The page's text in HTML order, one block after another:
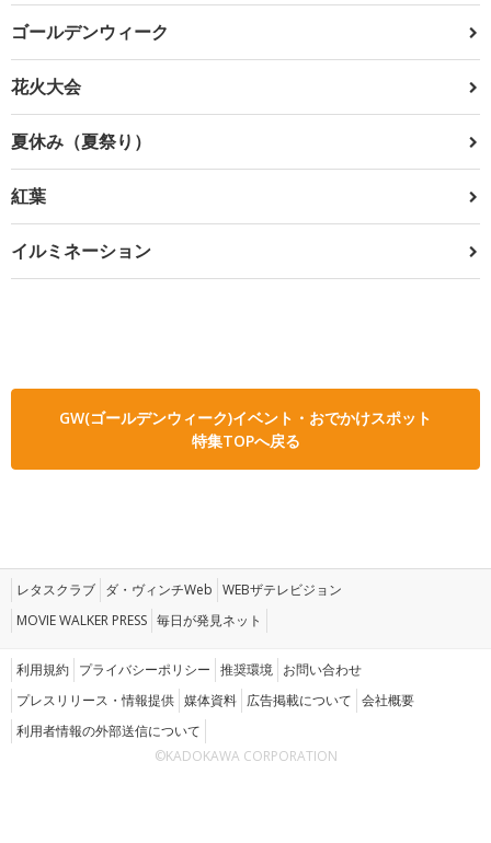
ゴールデンウィーク
花火大会
夏休み（夏祭り）
紅葉
イルミネーション
GW(ゴールデンウィーク)イベント・おでかけスポット
特集TOPへ戻る
レタスクラブ ダ・ヴィンチWeb WEBザテレビジョン
MOVIE WALKER PRESS 毎日が発見ネット
利用規約 プライバシーポリシー 推奨環境 お問い合わせ
プレスリリース・情報提供 媒体資料 広告掲載について 会社概要
利用者情報の外部送信について
©KADOKAWA CORPORATION